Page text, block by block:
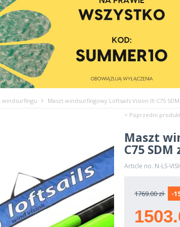
windsurfingu
Maszt windsurfingowy Loftsails Vision III C75
< Poprzedni
Maszt
C75
Article no. N-LS-
1769.00 zł -